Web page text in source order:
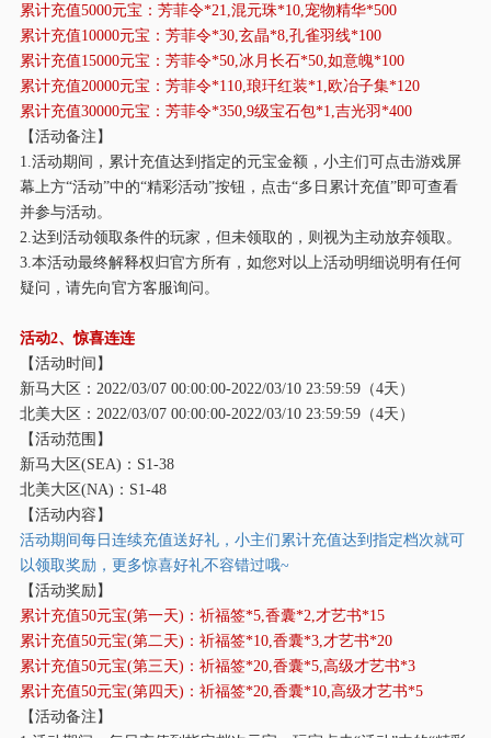
累计充值5000元宝：芳菲令*21,混元珠*10,宠物精华*500
累计充值10000元宝：芳菲令*30,玄晶*8,孔雀羽线*100
累计充值15000元宝：芳菲令*50,冰月长石*50,如意魄*100
累计充值20000元宝：芳菲令*110,琅玕红装*1,欧冶子集*120
累计充值30000元宝：芳菲令*350,9级宝石包*1,吉光羽*400
【活动备注】
1.活动期间，累计充值达到指定的元宝金额，小主们可点击游戏屏
幕上方“活动”中的“精彩活动”按钮，点击“多日累计充值”即可查看
并参与活动。
2.达到活动领取条件的玩家，但未领取的，则视为主动放弃领取。
3.本活动最终解释权归官方所有，如您对以上活动明细说明有任何
疑问，请先向官方客服询问。
活动2、惊喜连连
【活动时间】
新马大区： 2022/03/07 00:00:00-2022/03/10 23:59:59（4天）
北美大区： 2022/03/07 00:00:00-2022/03/10 23:59:59（4天）
【活动范围】
新马大区(SEA)：S1-38
北美大区(NA)：S1-48
【活动内容】
活动期间每日连续充值送好礼，小主们累计充值达到指定档次就可
以领取奖励，更多惊喜好礼不容错过哦~
【活动奖励】
累计充值50元宝(第一天)：祈福签*5,香囊*2,才艺书*15
累计充值50元宝(第二天)：祈福签*10,香囊*3,才艺书*20
累计充值50元宝(第三天)：祈福签*20,香囊*5,高级才艺书*3
累计充值50元宝(第四天)：祈福签*20,香囊*10,高级才艺书*5
【活动备注】